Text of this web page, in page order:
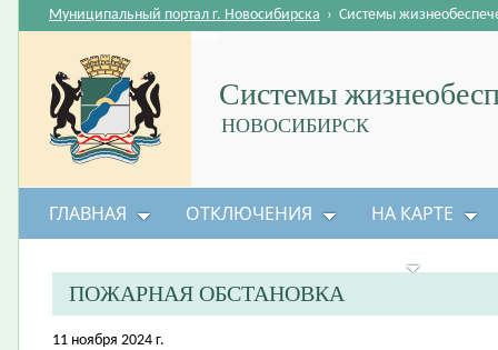
Системы
НОВОСИБИРСК
Муниципальный портал г. Новосибирска › Системы
ГЛАВНАЯ ОТКЛЮЧЕНИЯ НА КАРТЕ
ПОЖАРНАЯ ОБСТАНОВКА
11 ноября 2024 г.